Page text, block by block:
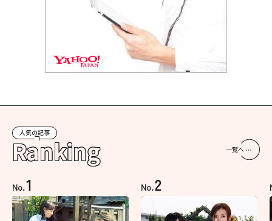
人気の記事
Ranking 一覧へ
No.1 No.2